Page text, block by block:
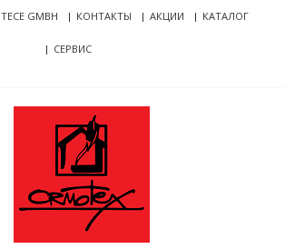
TECE GMBH КОНТАКТЫ АКЦИИ КАТАЛОГ
СЕРВИС